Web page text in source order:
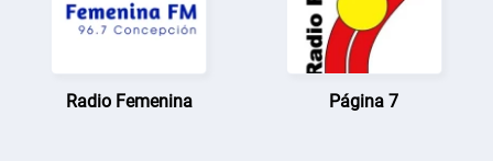
Radio Femenina Página 7